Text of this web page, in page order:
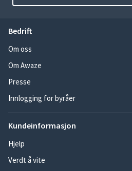
Bedrift
Om oss
Om Awaze
Presse
Innlogging for byråer
Kundeinformasjon
Hjelp
Verdt å vite